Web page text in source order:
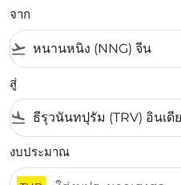
จาก
flight_takeoff
สู่
flight_land
งบประมาณ